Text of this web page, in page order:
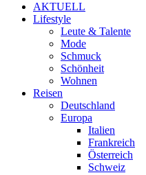
AKTUELL
Lifestyle
Leute & Talente
Mode
Schmuck
Schönheit
Wohnen
Reisen
Deutschland
Europa
Italien
Frankreich
Österreich
Schweiz